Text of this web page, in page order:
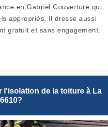
en Gabriel Couverture qui
appropriés. Il dresse aussi
gratuit et sans engagement.
l'isolation de la toiture à La